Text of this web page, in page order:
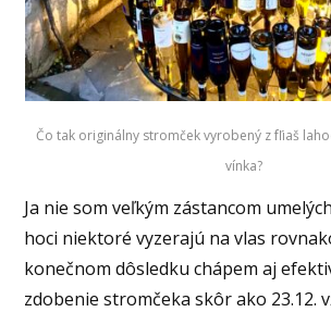
Čo tak originálny stromček vyrobený z fľiaš
vínka?
Ja nie som veľkým zástancom
hoci niektoré vyzerajú na vlas
konečnom dôsledku chápem aj
zdobenie stromčeka skôr ako 23.12.